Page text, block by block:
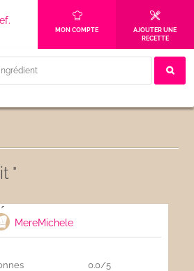
MON COMPTE
AJOUTER UNE
RECETTE
"
MereMichele
0.0/5